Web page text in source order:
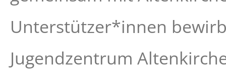
Unterstützer*innen
Jugendzentrum